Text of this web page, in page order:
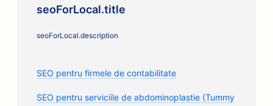
seoForLocal.title
seoForLocal.description
SEO pentru firmele de contabilitate
SEO pentru serviciile de abdominoplastie (Tummy